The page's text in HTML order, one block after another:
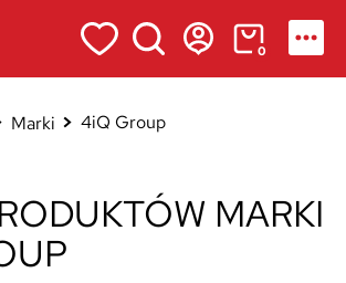
0
Marki 4iQ Group
MARKI